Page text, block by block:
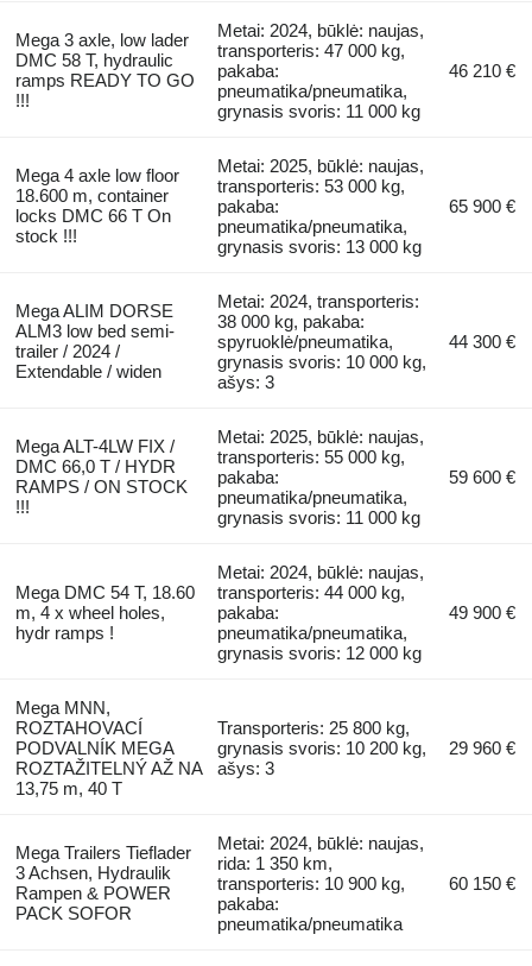
Mega 3 axle, low lader
DMC 58 T, hydraulic
ramps READY TO GO
!!!
Metai: 2024, būklė: naujas,
transporteris: 47 000 kg,
pakaba:
pneumatika/pneumatika,
grynasis svoris: 11 000 kg
46 210 €
Mega 4 axle low floor
18.600 m, container
locks DMC 66 T On
stock !!!
Metai: 2025, būklė: naujas,
transporteris: 53 000 kg,
pakaba:
pneumatika/pneumatika,
grynasis svoris: 13 000 kg
65 900 €
Mega ALIM DORSE
ALM3 low bed semi-
trailer / 2024 /
Extendable / widen
Metai: 2024, transporteris:
38 000 kg, pakaba:
spyruoklė/pneumatika,
grynasis svoris: 10 000 kg,
ašys: 3
44 300 €
Mega ALT-4LW FIX /
DMC 66,0 T / HYDR
RAMPS / ON STOCK
!!!
Metai: 2025, būklė: naujas,
transporteris: 55 000 kg,
pakaba:
pneumatika/pneumatika,
grynasis svoris: 11 000 kg
59 600 €
Mega DMC 54 T, 18.60
m, 4 x wheel holes,
hydr ramps !
Metai: 2024, būklė: naujas,
transporteris: 44 000 kg,
pakaba:
pneumatika/pneumatika,
grynasis svoris: 12 000 kg
49 900 €
Mega MNN,
ROZTAHOVACÍ
PODVALNÍK MEGA
ROZTAŽITELNÝ AŽ NA
13,75 m, 40 T
Transporteris: 25 800 kg,
grynasis svoris: 10 200 kg,
ašys: 3
29 960 €
Mega Trailers Tieflader
3 Achsen, Hydraulik
Rampen & POWER
PACK SOFOR
Metai: 2024, būklė: naujas,
rida: 1 350 km,
transporteris: 10 900 kg,
pakaba:
pneumatika/pneumatika
60 150 €